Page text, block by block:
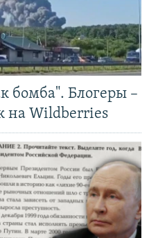
бомба". Блогеры –
на Wildberries